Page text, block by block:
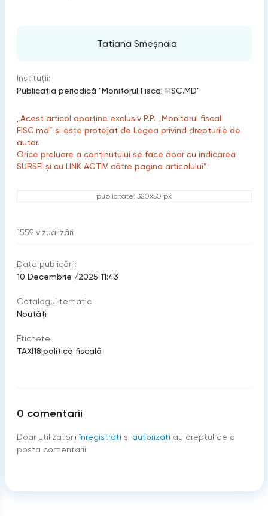
Tatiana Smeșnaia
Instituții:
Publicaţia periodică "Monitorul Fiscal FISC.MD"
„Acest articol aparține exclusiv P.P. „Monitorul fiscal
FISC.md” și este protejat de Legea privind drepturile de
autor.
Orice preluare a conținutului se face doar cu indicarea
SURSEI și cu LINK ACTIV către pagina articolului”.
publicitate: 320x50 px
1559 vizualizări
Data publicării:
10 Decembrie /2025 11:43
Catalogul tematic
Noutăți
Etichete:
TAXI18|politica fiscală
0 comentarii
Doar utilizatorii înregistraţi şi autorizați au dreptul de a
posta comentarii.